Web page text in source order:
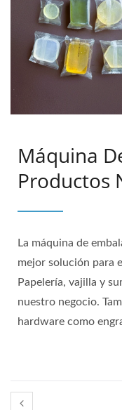
Máquina
Productos
La máquina de
mejor solución para
Papelería, vajilla y
nuestro negocio.
hardware como